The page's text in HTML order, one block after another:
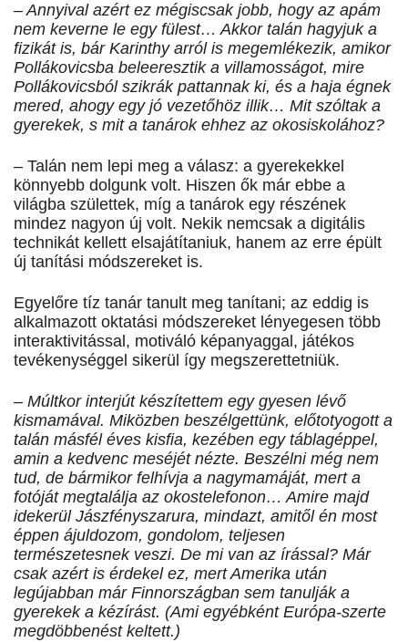
– Annyival azért ez mégiscsak jobb, hogy az apám
nem keverne le egy fülest… Akkor talán hagyjuk a
fizikát is, bár Karinthy arról is megemlékezik, amikor
Pollákovicsba beleeresztik a villamosságot, mire
Pollákovicsból szikrák pattannak ki, és a haja égnek
mered, ahogy egy jó vezetőhöz illik… Mit szóltak a
gyerekek, s mit a tanárok ehhez az okosiskolához?
– Talán nem lepi meg a válasz: a gyerekekkel
könnyebb dolgunk volt. Hiszen ők már ebbe a
világba születtek, míg a tanárok egy részének
mindez nagyon új volt. Nekik nemcsak a digitális
technikát kellett elsajátítaniuk, hanem az erre épült
új tanítási módszereket is.
Egyelőre tíz tanár tanult meg tanítani; az eddig is
alkalmazott oktatási módszereket lényegesen több
interaktivitással, motiváló képanyaggal, játékos
tevékenységgel sikerül így megszerettetniük.
– Múltkor interjút készítettem egy gyesen lévő
kismamával. Miközben beszélgettünk, előtotyogott a
talán másfél éves kisfia, kezében egy táblagéppel,
amin a kedvenc meséjét nézte. Beszélni még nem
tud, de bármikor felhívja a nagymamáját, mert a
fotóját megtalálja az okostelefonon… Amire majd
idekerül Jászfényszarura, mindazt, amitől én most
éppen ájuldozom, gondolom, teljesen
természetesnek veszi. De mi van az írással? Már
csak azért is érdekel ez, mert Amerika után
legújabban már Finnországban sem tanulják a
gyerekek a kézírást. (Ami egyébként Európa-szerte
megdöbbenést keltett.)